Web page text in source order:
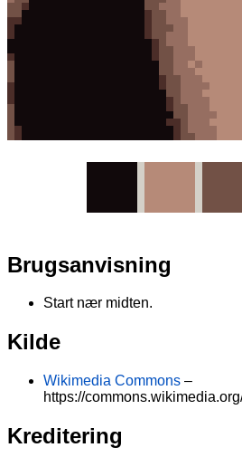
Brugsanvisning
Start nær midten.
Kilde
Wikimedia Commons –
https://
Kreditering